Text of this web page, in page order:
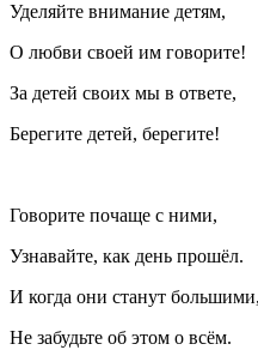
Уделяйте внимание детям,
О любви своей им говорите!
За детей своих мы в ответе,
Берегите детей, берегите!
Говорите почаще с ними,
Узнавайте, как день прошёл.
И когда они станут большими,
Не забудьте об этом о всём.